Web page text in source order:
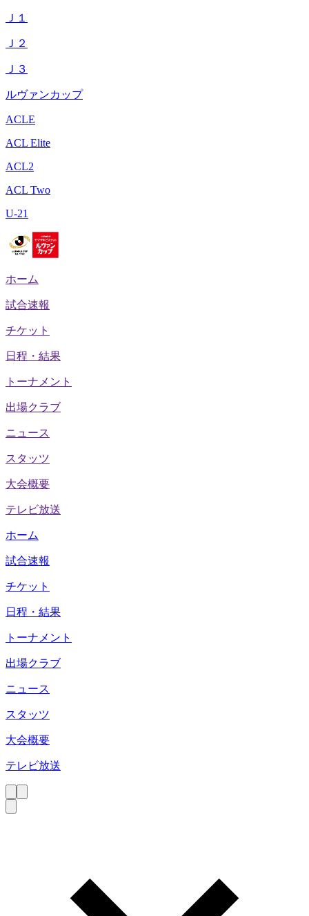
Ｊ１
Ｊ２
Ｊ３
ルヴァンカップ
ACLE
ACL Elite
ACL2
ACL Two
U-21
ホーム
試合速報
チケット
日程・結果
トーナメント
出場クラブ
ニュース
スタッツ
大会概要
テレビ放送
ホーム
試合速報
チケット
日程・結果
トーナメント
出場クラブ
ニュース
スタッツ
大会概要
テレビ放送